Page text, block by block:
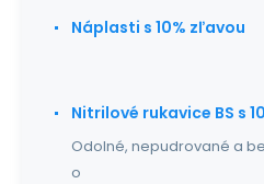
Náplasti s 10% zľavou
Nitrilové rukavice BS s
Odolné, nepudrované a
o